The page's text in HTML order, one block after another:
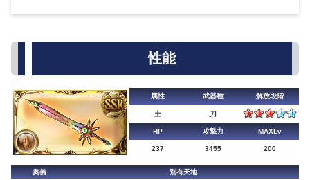
性能
属性 武器種 解放段階
土 刀
HP 攻撃力 MAXLv
237 3455 200
奥義
別有天地